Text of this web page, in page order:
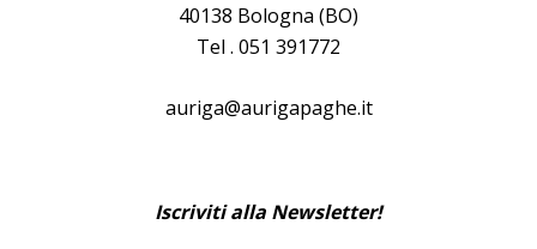
40138 Bologna (BO)
Tel . 051 391772
auriga@aurigapaghe.it
Iscriviti alla Newsletter!